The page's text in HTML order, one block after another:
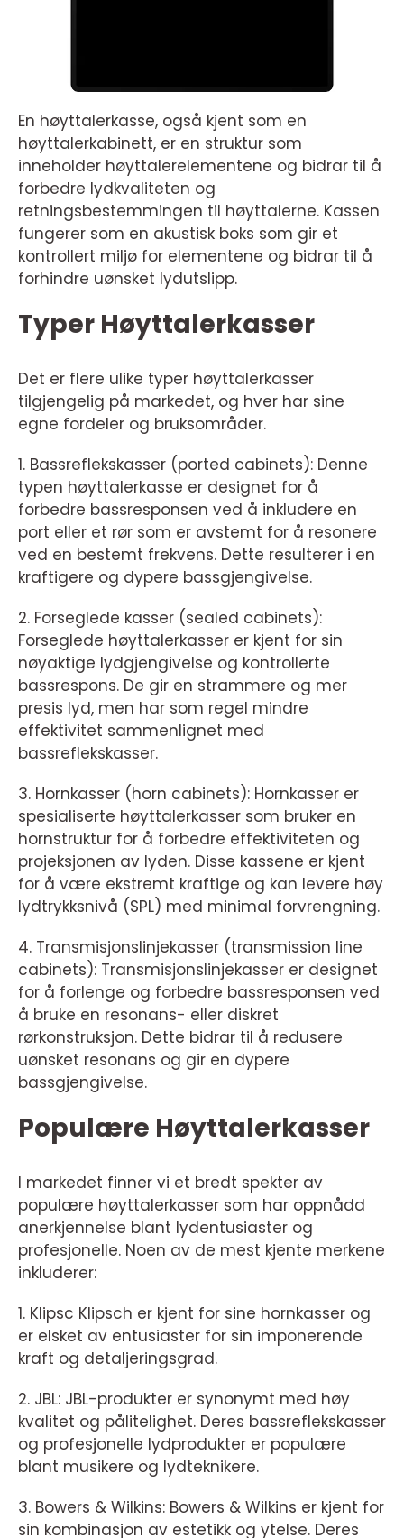
En høyttalerkasse, også kjent som en
høyttalerkabinett, er en struktur som
inneholder høyttalerelementene og bidrar til å
forbedre lydkvaliteten og
retningsbestemmingen til høyttalerne. Kassen
fungerer som en akustisk boks som gir et
kontrollert miljø for elementene og bidrar til å
forhindre uønsket lydutslipp.
Typer Høyttalerkasser
Det er flere ulike typer høyttalerkasser
tilgjengelig på markedet, og hver har sine
egne fordeler og bruksområder.
1. Bassreflekskasser (ported cabinets): Denne
typen høyttalerkasse er designet for å
forbedre bassresponsen ved å inkludere en
port eller et rør som er avstemt for å resonere
ved en bestemt frekvens. Dette resulterer i en
kraftigere og dypere bassgjengivelse.
2. Forseglede kasser (sealed cabinets):
Forseglede høyttalerkasser er kjent for sin
nøyaktige lydgjengivelse og kontrollerte
bassrespons. De gir en strammere og mer
presis lyd, men har som regel mindre
effektivitet sammenlignet med
bassreflekskasser.
3. Hornkasser (horn cabinets): Hornkasser er
spesialiserte høyttalerkasser som bruker en
hornstruktur for å forbedre effektiviteten og
projeksjonen av lyden. Disse kassene er kjent
for å være ekstremt kraftige og kan levere høy
lydtrykksnivå (SPL) med minimal forvrengning.
4. Transmisjonslinjekasser (transmission line
cabinets): Transmisjonslinjekasser er designet
for å forlenge og forbedre bassresponsen ved
å bruke en resonans- eller diskret
rørkonstruksjon. Dette bidrar til å redusere
uønsket resonans og gir en dypere
bassgjengivelse.
Populære Høyttalerkasser
I markedet finner vi et bredt spekter av
populære høyttalerkasser som har oppnådd
anerkjennelse blant lydentusiaster og
profesjonelle. Noen av de mest kjente merkene
inkluderer:
1. Klipsc Klipsch er kjent for sine hornkasser og
er elsket av entusiaster for sin imponerende
kraft og detaljeringsgrad.
2. JBL: JBL-produkter er synonymt med høy
kvalitet og pålitelighet. Deres bassreflekskasser
og profesjonelle lydprodukter er populære
blant musikere og lydteknikere.
3. Bowers & Wilkins: Bowers & Wilkins er kjent for
sin kombinasjon av estetikk og ytelse. Deres